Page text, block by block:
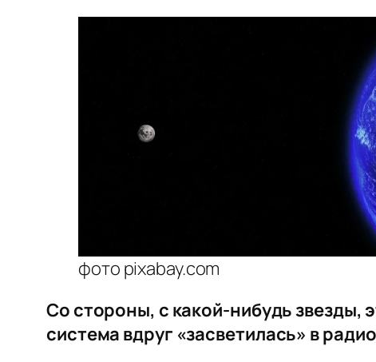
фото pixabay.com
Со стороны, с какой-нибудь звезды,
система вдруг «засветилась» в